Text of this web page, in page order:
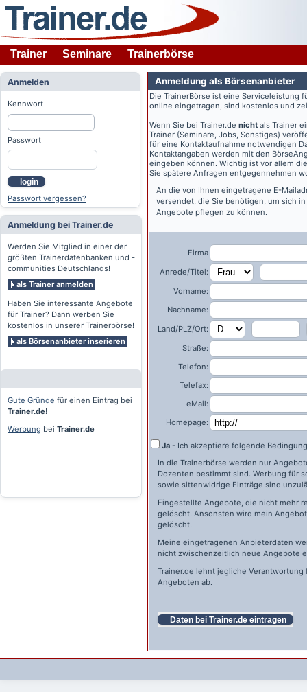
Trainer Seminare Trainerbörse
Anmelden
Kennwort
Passwort
login
Passwort vergessen?
Anmeldung bei Trainer.de
Werden Sie Mitglied in einer der
größten Trainerdatenbanken und -
communities Deutschlands!
als Trainer anmelden
Haben Sie interessante Angebote
für Trainer? Dann werben Sie
kostenlos in unserer Trainerbörse!
als Börsenanbieter inserieren
Gute Gründe für einen Eintrag bei
Trainer.de!
Werbung bei Trainer.de
Anmeldung als Börsenanbieter
Die TrainerBörse ist eine Serviceleistung
online eingetragen, sind kostenlos und
Wenn Sie bei Trainer.de nicht als Trainer
Trainer (Seminare, Jobs, Sonstiges)
für eine Kontaktaufnahme notwendigen
Kontaktangaben werden mit den
eingeben können. Wichtig ist vor allem
Sie spätere Anfragen entgegennehmen
An die von Ihnen eingetragene E-
versendet, die Sie benötigen, um sich
Angebote pflegen zu können.
Firma
Anrede/Titel:
Vorname:
Nachname:
Land/PLZ/Ort:
Straße:
Telefon:
Telefax:
eMail:
Homepage:
Ja - Ich akzeptiere folgende
In die Trainerbörse werden nur
Dozenten bestimmt sind. Werbung für
sowie sittenwidrige Einträge sind
Eingestellte Angebote, die nicht mehr
gelöscht. Ansonsten wird mein
gelöscht.
Meine eingetragenen Anbieterdaten
nicht zwischenzeitlich neue Angebote
Trainer.de lehnt jegliche
Angeboten ab.
Daten bei Trainer.de eintragen